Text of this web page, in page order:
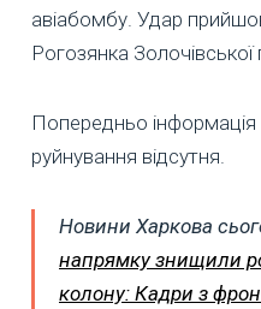
авіабомбу. Удар
Рогозянка
Попередньо
руйнування відсутня.
Новини Харкова
напрямку знищили
колону: Кадри з